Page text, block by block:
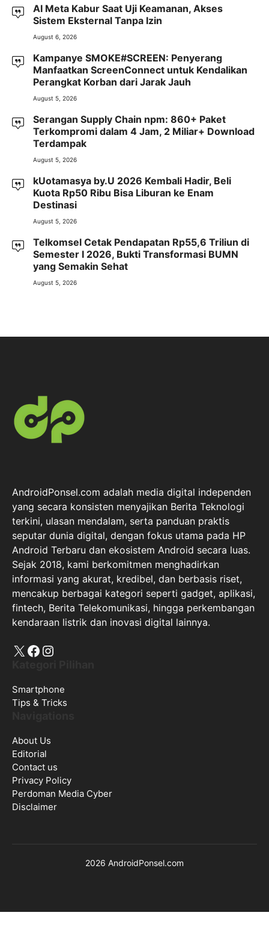
AI Meta Kabur Saat Uji Keamanan, Akses
Sistem Eksternal Tanpa Izin
August 6, 2026
Kampanye SMOKE#SCREEN: Penyerang
Manfaatkan ScreenConnect untuk Kendalikan
Perangkat Korban dari Jarak Jauh
August 5, 2026
Serangan Supply Chain npm: 860+ Paket
Terkompromi dalam 4 Jam, 2 Miliar+ Download
Terdampak
August 5, 2026
kUotamasya by.U 2026 Kembali Hadir, Beli
Kuota Rp50 Ribu Bisa Liburan ke Enam
Destinasi
August 5, 2026
Telkomsel Cetak Pendapatan Rp55,6 Triliun di
Semester I 2026, Bukti Transformasi BUMN
yang Semakin Sehat
August 5, 2026
AndroidPonsel.com adalah media digital independen
yang secara konsisten menyajikan Berita Teknologi
terkini, ulasan mendalam, serta panduan praktis
seputar dunia digital, dengan fokus utama pada HP
Android Terbaru dan ekosistem Android secara luas.
Sejak 2018, kami berkomitmen menghadirkan
informasi yang akurat, kredibel, dan berbasis riset,
mencakup berbagai kategori seperti gadget, aplikasi,
fintech, Berita Telekomunikasi, hingga perkembangan
kendaraan listrik dan inovasi digital lainnya.
X Facebook
Instagram
Smartphone
Tips & Tricks
About Us
Editorial
Contact us
Privacy Policy
Perdoman Media Cyber
Disclaimer
2026 AndroidPonsel.com